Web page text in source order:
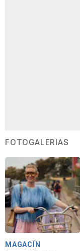
FOTOGALERÍAS
MAGACÍN